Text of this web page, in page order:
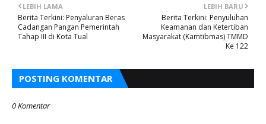
LEBIH BARU
Berita Terkini: Penyuluhan
Keamanan dan Ketertiban
Masyarakat (Kamtibmas) TMMD
Ke 122
LEBIH LAMA
Berita Terkini: Penyaluran Beras
Cadangan Pangan Pemerintah
Tahap III di Kota Tual
POSTING KOMENTAR
0 Komentar